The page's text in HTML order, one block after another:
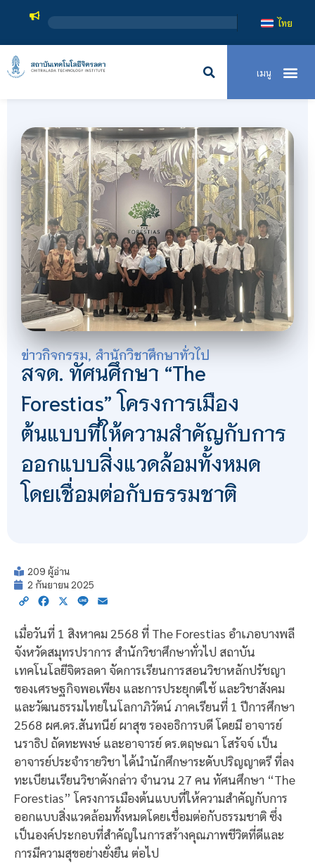
สถาบันเทคโน
ไทย
ข่าวกิจกรรม, สำนักวิชาศึกษาทั่วไป
สจด. ทัศนศึกษา “The
Forestias” โครงการเมือง
ต้นแบบที่ให้ความสำคัญกับการ
ออกแบบสิ่งแวดล้อมทั้งหมด
โดยเชื่อมต่อกับธรรมชาติ
209 ผู้อ่าน
2 กันยายน 2025
Copy Facebook
X Line
เมื่อวันที่ 1 สิงหาคม 2568 ที่ The Forestias อำเภอบางพลี
จังหวัดสมุทรปราการ สำนักวิชาศึกษาทั่วไป สถาบัน
เทคโนโลยีจิตรลดา จัดการเรียนการสอนวิชาหลักปรัชญา
ของเศรษฐกิจพอเพียง และการประยุกต์ใช้ และวิชาสังคม
และวัฒนธรรมไทยในโลกาภิวัตน์ ภาคเรียนที่ 1 ปีการศึกษา
2568 ผศ.ดร.สันทนีย์ ผาสุข รองอธิการบดี โดยมี อาจารย์
นราธิป ถัดทะพงษ์ และอาจารย์ ดร.ตฤษณา โสรัจจ์ เป็น
อาจารย์ประจำรายวิชา ได้นำนักศึกษาระดับปริญญาตรี ที่ลง
ทะเบียนเรียนวิชาดังกล่าว จำนวน 27 คน ทัศนศึกษา “The
Forestias” โครงการเมืองต้นแบบที่ให้ความสำคัญกับการ
ออกแบบสิ่งแวดล้อมทั้งหมดโดยเชื่อมต่อกับธรรมชาติ ซึ่ง
เป็นองค์ประกอบที่สำคัญในการสร้างคุณภาพชีวิตที่ดีและ
การมีความสุขอย่างยั่งยืน ต่อไป